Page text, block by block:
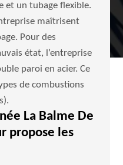
et un tubage flexible.
maîtrisent
Pour des
état, l’entreprise
paroi en acier. Ce
de combustions
La Balme De
propose les